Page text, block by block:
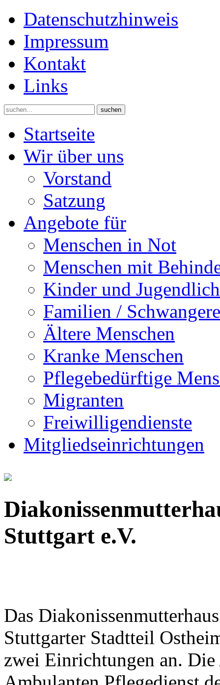
Datenschutzhinweis
Impressum
Kontakt
Links
suchen
Startseite
Wir über uns
Vorstand
Satzung
Angebote für
Menschen in Not
Menschen mit
Kinder und
Familien / Schwangere
Ältere Menschen
Kranke Menschen
Pflegebedürftige
Migranten
Freiwilligendienste
Mitgliedseinrichtungen
Stuttgart e.V.
Das
Stuttgarter Stadtteil
zwei Einrichtungen an. Die